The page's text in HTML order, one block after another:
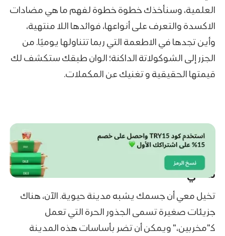
العلمية، وسنأخذك خطوة خطوة لفهم ما هي مضادات
الاكسدة والتعرف على أنواعها، فوائدها اللا منتهية،
وأين تجدها في الاطعمة التي ربما تتناولها يوميًا. من
الجزر إلى الشوكولاتة الداكنة؛ الوان طبقك ستكشف لك
قيمتها الحقيقية و تغنيك عن المكملات.
ما هي مضادات الاكسدة
تخيل معي أن جسمك يشبه مدينة حيوية. الآن، هناك
جزيئات صغيرة تسمى الجذور الحرة التي تعمل
كـ"مخربين،" ويمكن أن تضر بأساسات هذه المدينة